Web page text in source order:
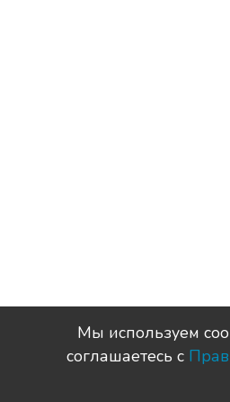
Мы используем
соглашаетесь с